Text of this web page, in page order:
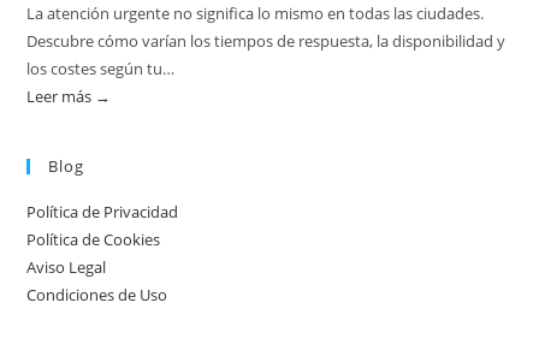
La atención urgente no significa lo mismo en todas las ciudades.
Descubre cómo varían los tiempos de respuesta, la disponibilidad y
los costes según tu…
Leer más →
ciudad:
disponibilidad
y
Blog
Política de Privacidad
Política de Cookies
Aviso Legal
Condiciones de Uso